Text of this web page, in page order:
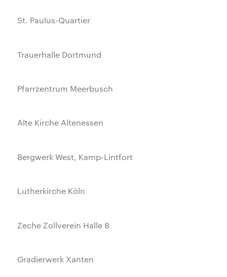
St. Paulus-Quartier
Trauerhalle Dortmund
Pfarrzentrum Meerbusch
Alte Kirche Altenessen
Bergwerk West, Kamp-Lintfort
Lutherkirche Köln
Zeche Zollverein Halle 8
Gradierwerk Xanten